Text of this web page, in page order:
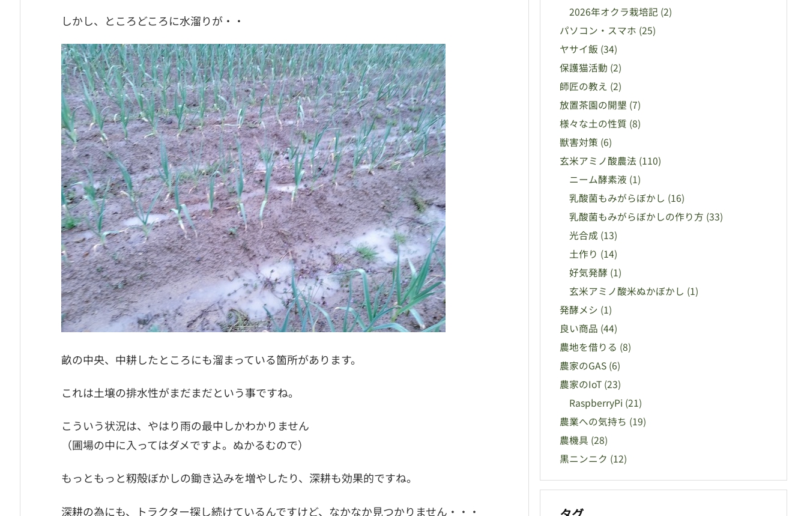
しかし、ところどころに水溜りが・・
畝の中央、中耕したところにも溜まっている箇所があります。
これは土壌の排水性がまだまだという事ですね。
こういう状況は、やはり雨の最中しかわかりません
（圃場の中に入ってはダメですよ。ぬかるむので）
もっともっと籾殻ぼかしの鋤き込みを増やしたり、深耕も効果的ですね。
深耕の為にも、トラクター探し続けているんですけど、なかなか見つかりません・・・
2026年オクラ栽培記 (2)
パソコン・スマホ (25)
ヤサイ飯 (34)
保護猫活動 (2)
師匠の教え (2)
放置茶園の開墾 (7)
様々な土の性質 (8)
獣害対策 (6)
玄米アミノ酸農法 (110)
ニーム酵素液 (1)
乳酸菌もみがらぼかし (16)
乳酸菌もみがらぼかしの作り方 (33)
光合成 (13)
土作り (14)
好気発酵 (1)
玄米アミノ酸米ぬかぼかし (1)
発酵メシ (1)
良い商品 (44)
農地を借りる (8)
農家のGAS (6)
農家のIoT (23)
RaspberryPi (21)
農業への気持ち (19)
農機具 (28)
黒ニンニク (12)